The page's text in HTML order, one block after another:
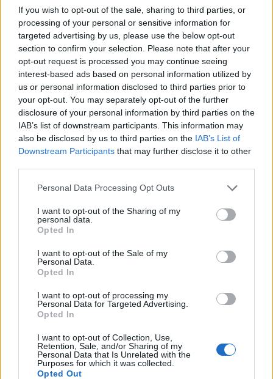
If you wish to opt-out of the sale, sharing to third parties, or
processing of your personal or sensitive information for
targeted advertising by us, please use the below opt-out
section to confirm your selection. Please note that after your
opt-out request is processed you may continue seeing
interest-based ads based on personal information utilized by
us or personal information disclosed to third parties prior to
your opt-out. You may separately opt-out of the further
disclosure of your personal information by third parties on the
IAB’s list of downstream participants. This information may
also be disclosed by us to third parties on the IAB’s List of
Downstream Participants that may further disclose it to other
Personal Data Processing Opt Outs
I want to opt-out of the Sharing of my
personal data.
Opted In
I want to opt-out of the Sale of my
Personal Data.
Opted In
I want to opt-out of processing my
Personal Data for Targeted Advertising.
Opted In
I want to opt-out of Collection, Use,
Retention, Sale, and/or Sharing of my
Personal Data that Is Unrelated with the
Purposes for which it was collected.
Opted Out
Sutinku sutaisyklėmis
This site is protected by
reCAPTCHA and the Google
Privacy PolicyandTerms of
Service apply.
TAIP PAT SKAITYKITE